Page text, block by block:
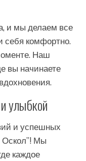
и мы делаем все
себя комфортно.
Наш
вы начинаете
улыбкой
и успешных
Оскол”! Мы
каждое